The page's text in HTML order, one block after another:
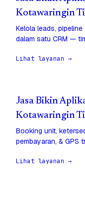
Kotawaringin
Kelola leads,
dalam satu CRM —
Lihat layanan →
Jasa Bikin
Kotawaringin
Booking unit,
pembayaran, & GPS
Lihat layanan →